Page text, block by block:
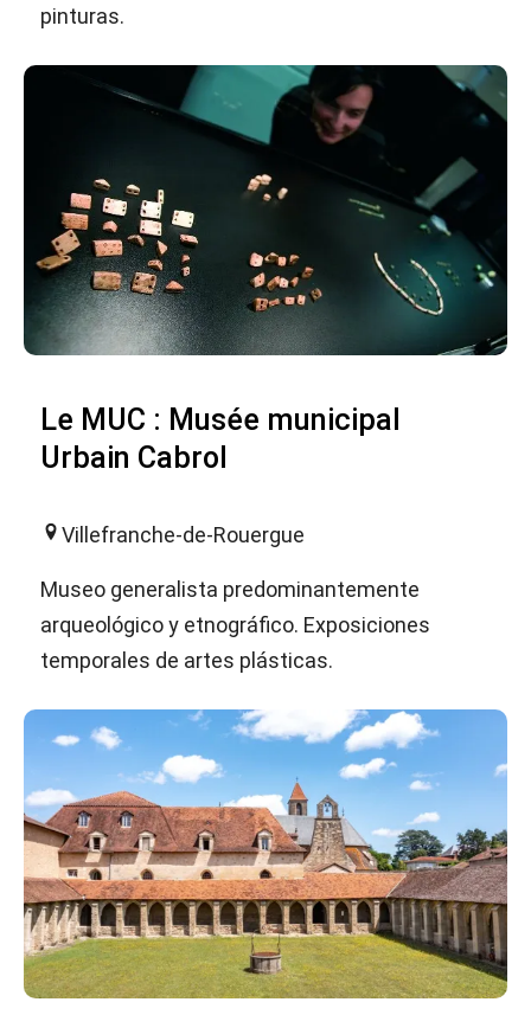
pinturas.
Le MUC : Musée municipal
Urbain Cabrol
Villefranche-de-Rouergue
Museo generalista predominantemente
arqueológico y etnográfico. Exposiciones
temporales de artes plásticas.